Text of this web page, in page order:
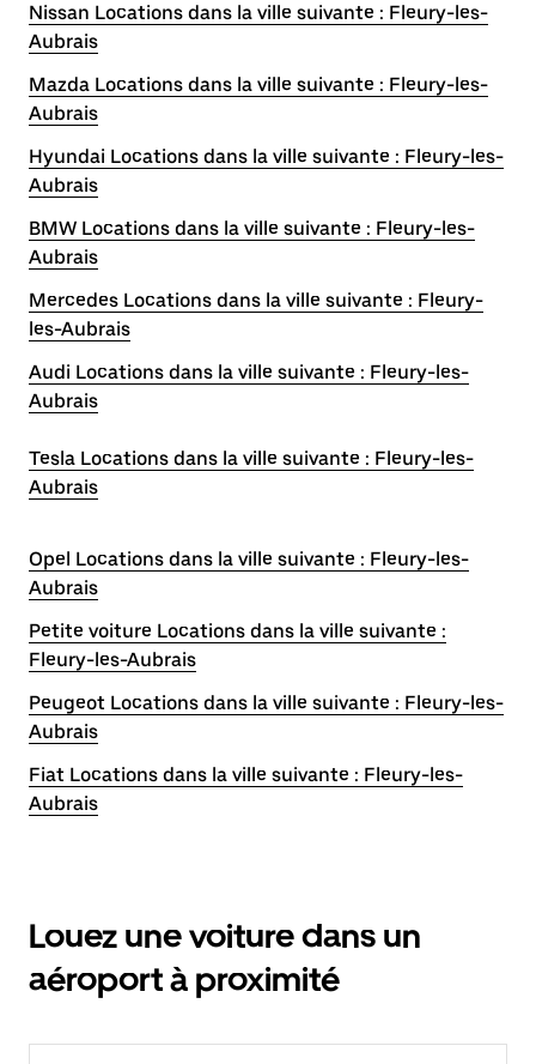
Nissan Locations dans la ville suivante : Fleury-les-
Aubrais
Mazda Locations dans la ville suivante : Fleury-les-
Aubrais
Hyundai Locations dans la ville suivante : Fleury-les-
Aubrais
BMW Locations dans la ville suivante : Fleury-les-
Aubrais
Mercedes Locations dans la ville suivante : Fleury-
les-Aubrais
Audi Locations dans la ville suivante : Fleury-les-
Aubrais
Tesla Locations dans la ville suivante : Fleury-les-
Aubrais
Opel Locations dans la ville suivante : Fleury-les-
Aubrais
Petite voiture Locations dans la ville suivante :
Fleury-les-Aubrais
Peugeot Locations dans la ville suivante : Fleury-les-
Aubrais
Fiat Locations dans la ville suivante : Fleury-les-
Aubrais
Louez une voiture dans un
aéroport à proximité